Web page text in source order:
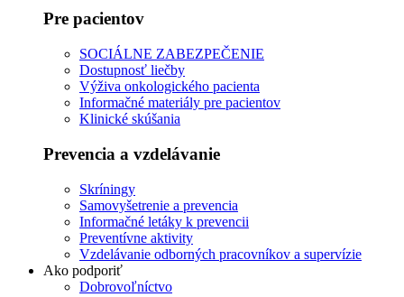
Pre pacientov
SOCIÁLNE ZABEZPEČENIE
Dostupnosť liečby
Výživa onkologického pacienta
Informačné materiály pre pacientov
Klinické skúšania
Prevencia a vzdelávanie
Skríningy
Samovyšetrenie a prevencia
Informačné letáky k prevencii
Preventívne aktivity
Vzdelávanie odborných pracovníkov a supervízie
Ako podporiť
Dobrovoľníctvo